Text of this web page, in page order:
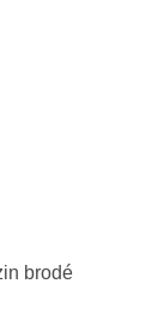
brodé